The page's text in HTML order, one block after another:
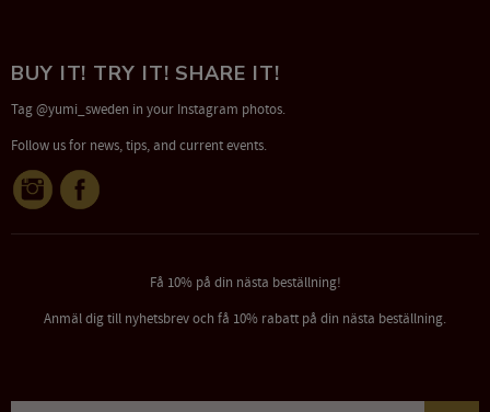
BUY IT! TRY IT! SHARE IT!
Tag @yumi_sweden in your Instagram photos.
Follow us for news, tips, and current events.
Få 10% på din nästa beställning!
Anmäl dig till nyhetsbrev och få 10% rabatt på din nästa beställning.